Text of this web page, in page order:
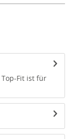
Fit ist für